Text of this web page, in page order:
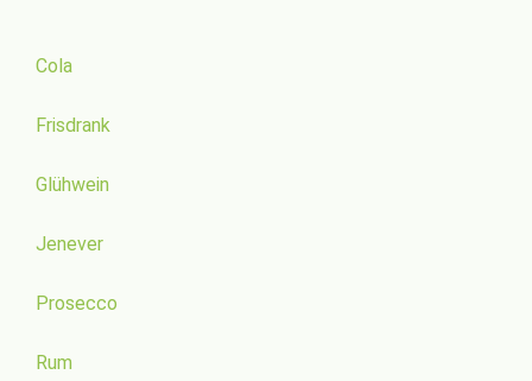
Cola
Frisdrank
Glühwein
Jenever
Prosecco
Rum